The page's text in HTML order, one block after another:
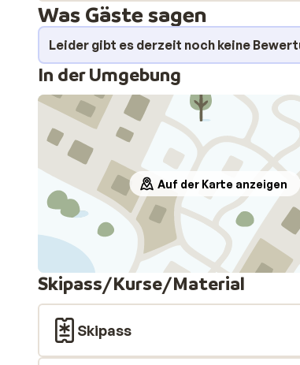
Was Gäste sagen
Leider gibt es derzeit noch keine
In der Umgebung
Auf der Karte anzeigen
Skipass/Kurse/Material
Skipass